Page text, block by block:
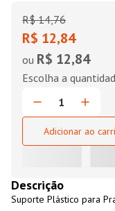
R$ 14,76
R$ 12,84
ou R$ 12,84
Adicionar ao
Descrição
Suporte Plástico para